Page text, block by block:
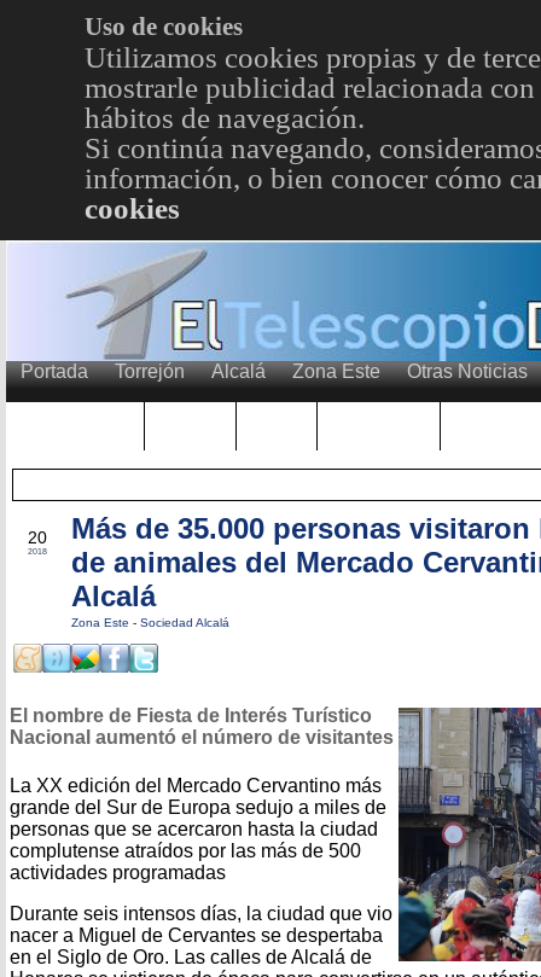
Uso de cookies
Utilizamos cookies propias y de
mostrarle publicidad relacionada
hábitos de navegación.
Si continúa navegando,
información, o bien conocer cómo
cookies
Portada Torrejón Alcalá Zona Este Otras Noticias
20
2018
Más de 35.000 personas visitaron
de animales del Mercado
Alcalá
Zona Este - Sociedad Alcalá
El nombre de Fiesta de Interés Turístico
Nacional aumentó el número de visitantes
La XX edición del Mercado Cervantino más
grande del Sur de Europa sedujo a miles de
personas que se acercaron hasta la ciudad
complutense atraídos por las más de 500
actividades programadas
Durante seis intensos días, la ciudad que vio
nacer a Miguel de Cervantes se despertaba
en el Siglo de Oro. Las calles de Alcalá de